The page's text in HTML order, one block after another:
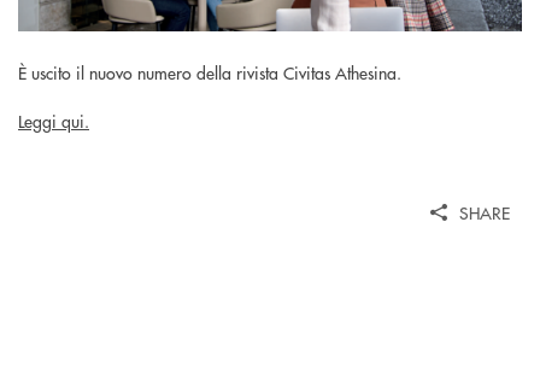
È uscito il nuovo numero della rivista Civitas Athesina.
Leggi qui.
SHARE